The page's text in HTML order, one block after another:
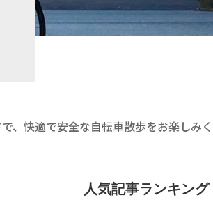
快適で安全な自転車散歩をお楽しみく
人気記事ランキング